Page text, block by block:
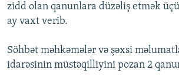
ARAŞDIRMA
VIDEO
RADIO ARXIV
zidd olan qanunlara düzəliş etmək
ay vaxt verib.
Söhbət məhkəmələr və şəxsi
idarəsinin müstəqilliyini pozan 2